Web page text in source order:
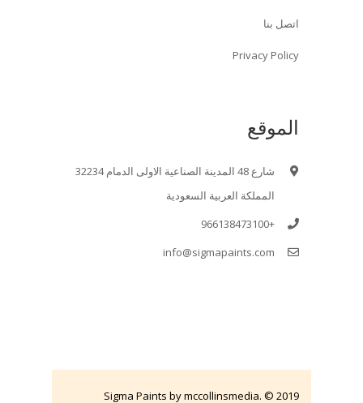
اتصل بنا
Privacy Policy
الموقع
شارع 48 المدينة الصناعية الاولى الدمام 32234
المملكة العربية السعودية
+966138473100
info@sigmapaints.com
Sigma Paints by mccollinsmedia. © 2019